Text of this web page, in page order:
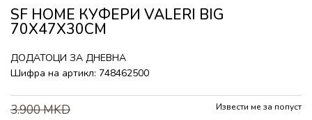
SF HOME КУФЕРИ VALERI BIG
70X47X30CM
ДОДАТОЦИ ЗА ДНЕВНА
Шифра на артикл: 748462500
3.900MKD Извести ме за попуст